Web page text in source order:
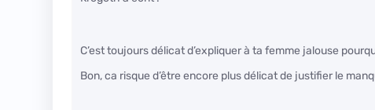
C’est toujours délicat d’expliquer à ta femme jalouse
Bon, ca risque d’être encore plus délicat de justifier le